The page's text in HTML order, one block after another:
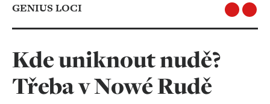
GENIUS LOCI
Kde uniknout nudě?
Třeba v Nowé Rudě